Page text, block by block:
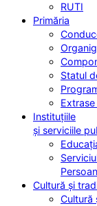
RUTI
Primăria
Statul
Instituțiile
și serviciile
Cultură și
Cultură